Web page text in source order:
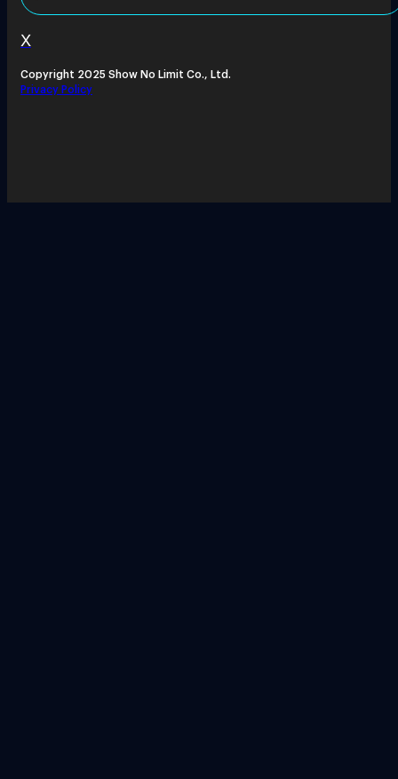
X
Copyright 2025 Show No Limit Co., Ltd.
Privacy Policy